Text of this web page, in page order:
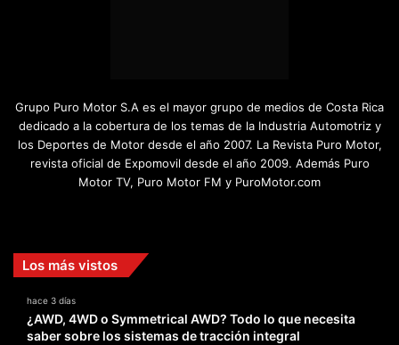
Grupo Puro Motor S.A es el mayor grupo de medios de Costa Rica
dedicado a la cobertura de los temas de la Industria Automotriz y
los Deportes de Motor desde el año 2007. La Revista Puro Motor,
revista oficial de Expomovil desde el año 2009. Además Puro
Motor TV, Puro Motor FM y PuroMotor.com
Los más vistos
hace 3 días
¿AWD, 4WD o Symmetrical AWD? Todo lo que necesita
saber sobre los sistemas de tracción integral